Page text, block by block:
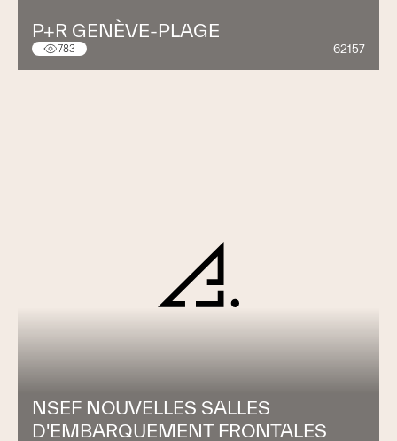
P+R GENÈVE-PLAGE
783 62157
NSEF NOUVELLES SALLES
D'EMBARQUEMENT FRONTALES